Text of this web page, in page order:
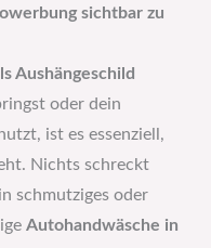
sichtbar zu
Aushängeschild
oder dein
ist es essenziell,
Nichts schreckt
schmutziges oder
Autohandwäsche in